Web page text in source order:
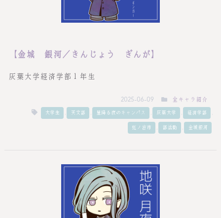
【金城 銀河／きんじょう ぎんが】
灰葉大学経済学部１年生
2025-06-09 全キャラ紹介
大学生 , 天文部 , 星降る夜のキャンパス , 灰葉大学 , 経済学部 ,
虹ノ宮市 , 部活動 , 金城銀河